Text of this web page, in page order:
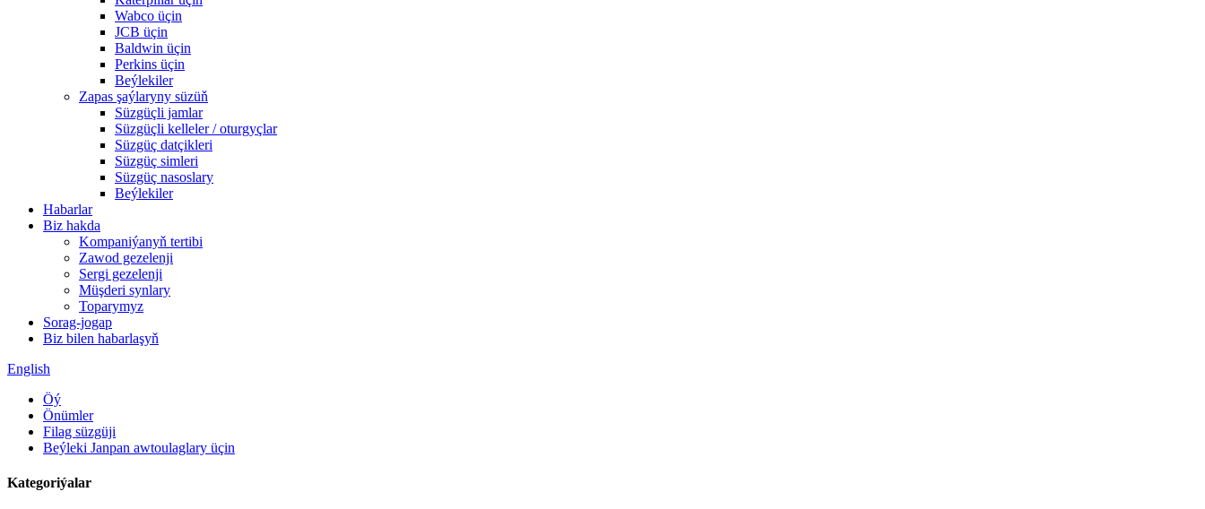
Wabco üçin
JCB üçin
Baldwin üçin
Perkins üçin
Beýlekiler
Zapas şaýlaryny süzüň
Süzgüçli jamlar
Süzgüçli kelleler / oturgyçlar
Süzgüç datçikleri
Süzgüç simleri
Süzgüç nasoslary
Beýlekiler
Habarlar
Biz hakda
Kompaniýanyň tertibi
Zawod gezelenji
Sergi gezelenji
Müşderi synlary
Toparymyz
Sorag-jogap
Biz bilen habarlaşyň
English
Öý
Önümler
Filag süzgüji
Beýleki Janpan awtoulaglary üçin
Kategoriýalar